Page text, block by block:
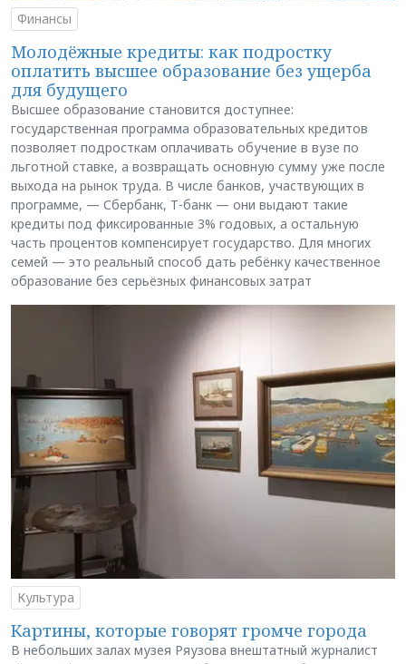
Финансы
Молодёжные кредиты: как подростку
оплатить высшее образование без ущерба
для будущего
Высшее образование становится доступнее:
государственная программа образовательных кредитов
позволяет подросткам оплачивать обучение в вузе по
льготной ставке, а возвращать основную сумму уже после
выхода на рынок труда. В числе банков, участвующих в
программе, — Сбербанк, Т-банк — они выдают такие
кредиты под фиксированные 3% годовых, а остальную
часть процентов компенсирует государство. Для многих
семей — это реальный способ дать ребёнку качественное
образование без серьёзных финансовых затрат
Культура
Картины, которые говорят громче города
В небольших залах музея Ряузова внештатный журналист